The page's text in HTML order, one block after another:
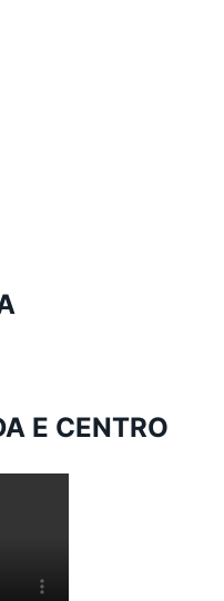
E CENTRO